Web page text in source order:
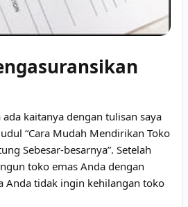
kaitanya dengan tulisan saya
“Cara Mudah Mendirikan Toko
Sebesar-besarnya”. Setelah
toko emas Anda dengan
Anda tidak ingin kehilangan toko